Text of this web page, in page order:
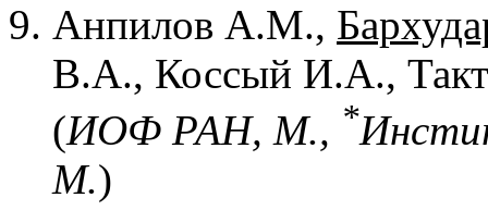
Анпилов А.М.,
В.А., Коссый И.А.,
(ИОФ РАН, М., *
М.)